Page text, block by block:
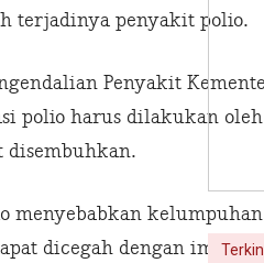
terjadinya penyakit polio.
Penyakit
polio harus dilakukan
menyebabkan
dicegah dengan